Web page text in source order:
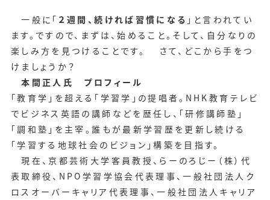
一般に「 ２週間、続ければ習慣になる 」と言われてい
ます。ですので、まずは、始めること。そして、自分なりの
楽しみ方を見つけることです。 さて、どこから手をつ
けましょうか？
本間正人氏 プロフィール
「教育学」を超える「学習学」の提唱者。NHK教育テレビ
でビジネス英語の講師などを歴任し、「研修講師塾」
「調和塾」を主宰。誰もが最新学習歴を更新し続ける
「学習する地球社会のビジョン」構築を目指す。
現在、京都芸術大学客員教授、らーのろじー（株）代
表取締役、NPO学習学協会代表理事、一般社団法人ク
ロスオーバーキャリア代表理事、一般社団法人キャリア